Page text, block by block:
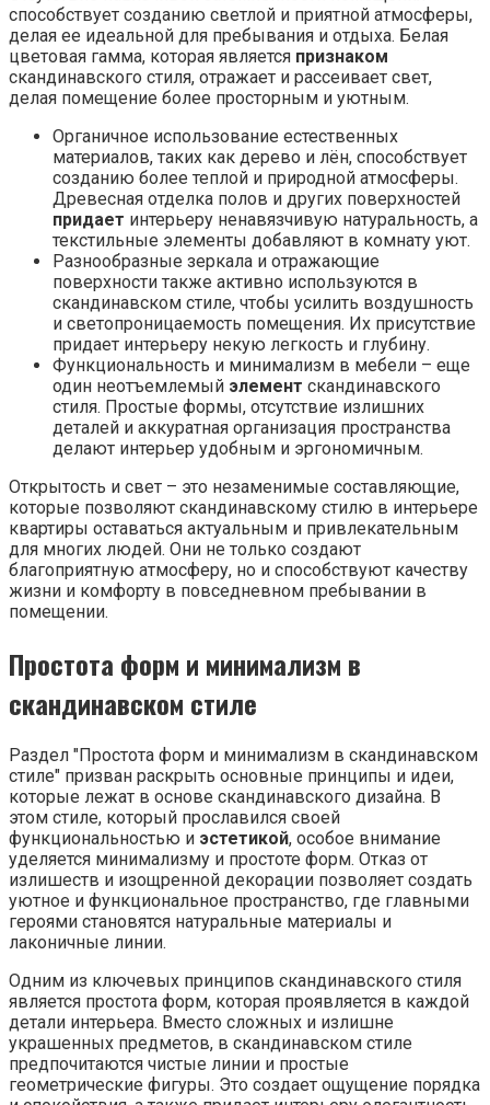
способствует созданию светлой и приятной атмосферы,
делая ее идеальной для пребывания и отдыха. Белая
цветовая гамма, которая является признаком
скандинавского стиля, отражает и рассеивает свет,
делая помещение более просторным и уютным.
Органичное использование естественных
материалов, таких как дерево и лён, способствует
созданию более теплой и природной атмосферы.
Древесная отделка полов и других поверхностей
придает интерьеру ненавязчивую натуральность, а
текстильные элементы добавляют в комнату уют.
Разнообразные зеркала и отражающие
поверхности также активно используются в
скандинавском стиле, чтобы усилить воздушность
и светопроницаемость помещения. Их присутствие
придает интерьеру некую легкость и глубину.
Функциональность и минимализм в мебели – еще
один неотъемлемый элемент скандинавского
стиля. Простые формы, отсутствие излишних
деталей и аккуратная организация пространства
делают интерьер удобным и эргономичным.
Открытость и свет – это незаменимые составляющие,
которые позволяют скандинавскому стилю в интерьере
квартиры оставаться актуальным и привлекательным
для многих людей. Они не только создают
благоприятную атмосферу, но и способствуют качеству
жизни и комфорту в повседневном пребывании в
помещении.
Простота форм и минимализм в
скандинавском стиле
Раздел "Простота форм и минимализм в скандинавском
стиле" призван раскрыть основные принципы и идеи,
которые лежат в основе скандинавского дизайна. В
этом стиле, который прославился своей
функциональностью и эстетикой, особое внимание
уделяется минимализму и простоте форм. Отказ от
излишеств и изощренной декорации позволяет создать
уютное и функциональное пространство, где главными
героями становятся натуральные материалы и
лаконичные линии.
Одним из ключевых принципов скандинавского стиля
является простота форм, которая проявляется в каждой
детали интерьера. Вместо сложных и излишне
украшенных предметов, в скандинавском стиле
предпочитаются чистые линии и простые
геометрические фигуры. Это создает ощущение порядка